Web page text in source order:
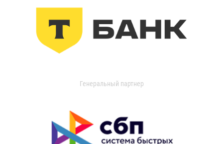
Генеральный партнер